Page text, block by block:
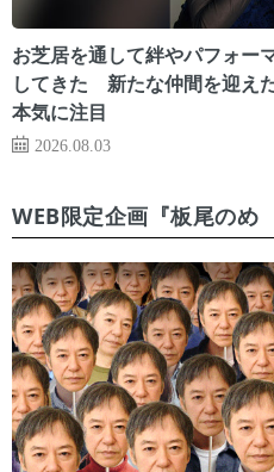
お芝居を通して絆やパフォー
してきた 新たな仲間を迎え
本気に注目
2026.08.03
WEB限定企画『板尾の